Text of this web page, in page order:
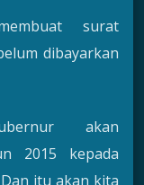
surat
dibayarkan
akan
2015 kepada
itu akan kita